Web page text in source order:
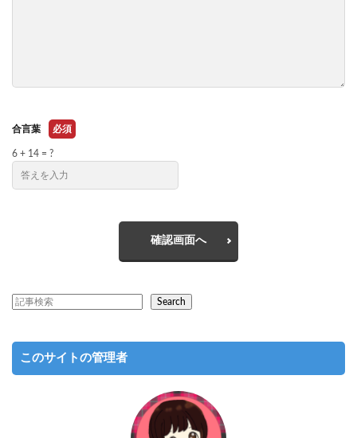
合言葉 必須
6 + 14 = ?
確認画面へ
Search
このサイトの管理者